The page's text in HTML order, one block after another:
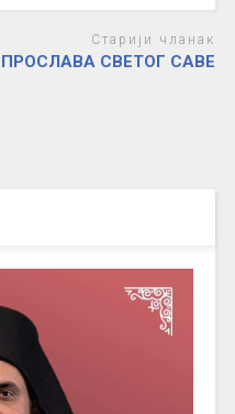
Старији чланак
ПРОСЛАВА СВЕТОГ САВЕ